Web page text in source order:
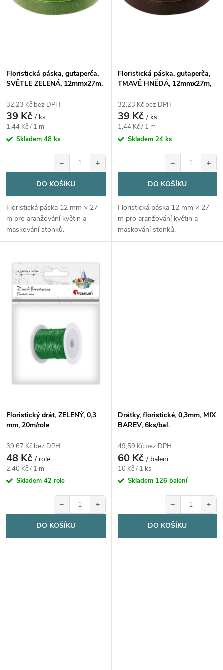
o
d
u
k
t
ů
s
o
d
u
ů
Floristická páska, gutaperča,
SVĚTLE ZELENÁ, 12mmx27m,
32,23 Kč bez DPH
39 Kč/ ks
Měrná
cena:
1,44 Kč / 1 m
Skladem 48 ks
− +
DO KOŠÍKU
Floristická páska 12 mm × 27
m pro aranžování květin a
maskování stonků.
Floristická páska, gutaperča,
TMAVĚ HNĚDÁ, 12mmx27m,
32,23 Kč bez DPH
39 Kč/ ks
Měrná
cena:
1,44 Kč / 1 m
Skladem 24 ks
− +
DO KOŠÍKU
Floristická páska 12 mm × 27
m pro aranžování květin a
maskování stonků.
Floristický drát, ZELENÝ, 0,3
mm, 20m/role
39,67 Kč bez DPH
48 Kč/ role
Měrná
cena:
2,40 Kč / 1 m
Skladem 42 role
− +
DO KOŠÍKU
Drátky, floristické, 0,3mm, MIX
BAREV, 6ks/bal.
49,59 Kč bez DPH
60 Kč/ balení
Měrná
cena:
10 Kč / 1 ks
Skladem 126 balení
− +
DO KOŠÍKU